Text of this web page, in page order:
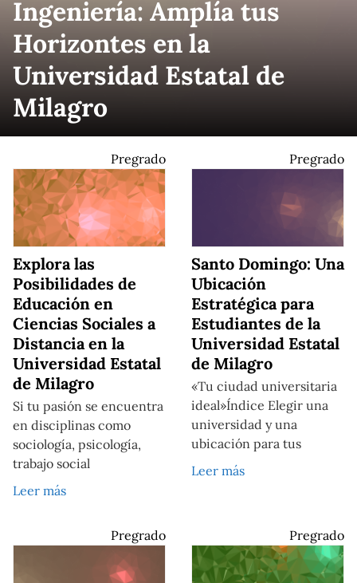
Ingeniería: Amplía tus
Horizontes en la
Universidad Estatal de
Milagro
Pregrado
Explora las
Posibilidades de
Educación en
Ciencias Sociales a
Distancia en la
Universidad Estatal
de Milagro
Si tu pasión se encuentra
en disciplinas como
sociología, psicología,
trabajo social
Leer más
Pregrado
Santo Domingo: Una
Ubicación
Estratégica para
Estudiantes de la
Universidad Estatal
de Milagro
«Tu ciudad universitaria
ideal»Índice Elegir una
universidad y una
ubicación para tus
Leer más
Pregrado Pregrado